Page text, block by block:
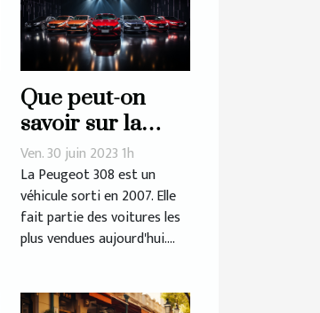
Que peut-on
savoir sur la
longue lignée de
la Peugeot 308 ?
Ven. 30 juin 2023 1h
La Peugeot 308 est un
véhicule sorti en 2007. Elle
fait partie des voitures les
plus vendues aujourd'hui....